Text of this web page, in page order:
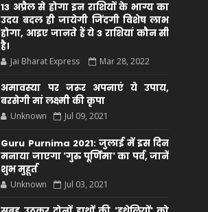
13 अप्रैल से होगा इन राशियों के भाग्य का
उदय बदल ही जायेगी जिंदगी विशेष लाभ
होगा, आइए जानते हैं ये 3 राशियां कौन सीं
है।
Jai Bharat Express Mar 28, 2022
अमावस्या पर जरूर अपनाएं ये उपाय,
बरसेगी मां लक्ष्मी की कृपा
Unknown Jul 09, 2021
Guru Purnima 2021: जुलाई में इस दिन
मनाया जाएगा 'गुरु पूर्णिमा' का पर्व, जानें
शुभ मुहूर्त
Unknown Jul 03, 2021